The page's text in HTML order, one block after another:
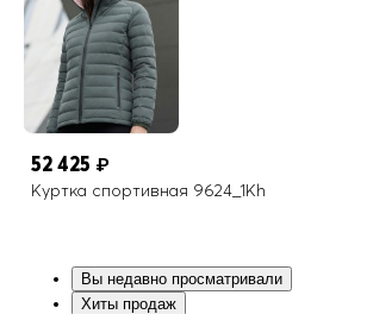
52 425 ₽
Куртка спортивная 9624_1Kh
Вы недавно просматривали
Хиты продаж